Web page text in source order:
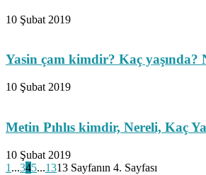
10 Şubat 2019
Yasin çam kimdir? Kaç yaşında?
10 Şubat 2019
Metin Pıhlıs kimdir, Nereli, Kaç
10 Şubat 2019
1 ...345...1313 Sayfanın 4. Sayfası